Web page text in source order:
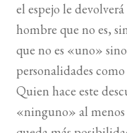
el espejo le
hombre que no es,
que no es «uno»
personalidades
Quien hace este
«ninguno» al